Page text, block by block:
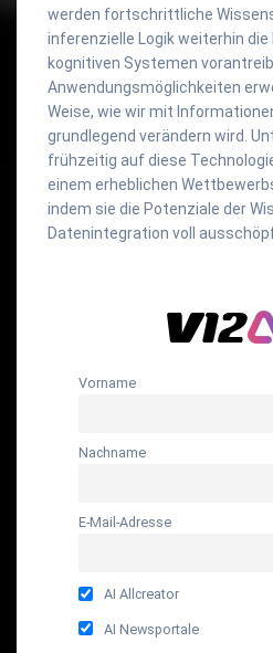
werden fortschrittliche
inferenzielle Logik weiterhin die
kognitiven Systemen
Anwendungsmöglichkeiten
Weise, wie wir mit
grundlegend verändern wird.
frühzeitig auf diese
einem erheblichen
indem sie die Potenziale der
Datenintegration voll
Vorname
Nachname
E-Mail-Adresse
AI Allcreator
AI Newsportale